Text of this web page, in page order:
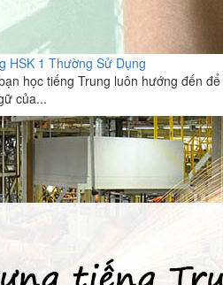
HSK 1 Thường Sử Dụng
học tiếng Trung luôn hướng đến để
của...